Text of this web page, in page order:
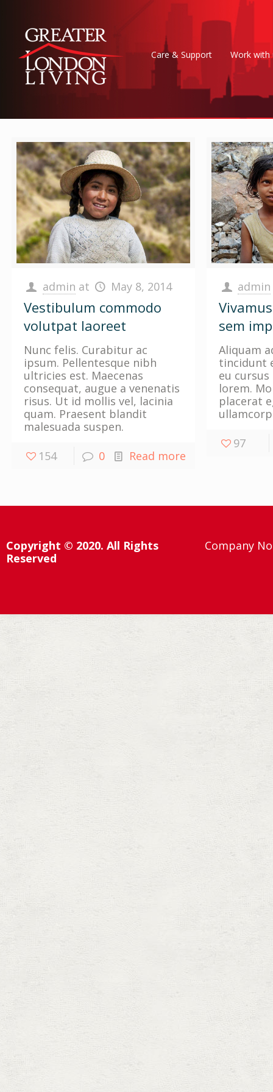
Care & Support Work with
admin at May 8, 2014
Vestibulum commodo
volutpat laoreet
Nunc felis. Curabitur ac
ipsum. Pellentesque nibh
ultricies est. Maecenas
consequat, augue a venenatis
risus. Ut id mollis vel, lacinia
quam. Praesent blandit
malesuada suspen.
154
0 Read more
admin
sem
Aliquam
tincidunt
eu
lorem.
placerat
97
Copyright © 2020. All Rights
Reserved
Company